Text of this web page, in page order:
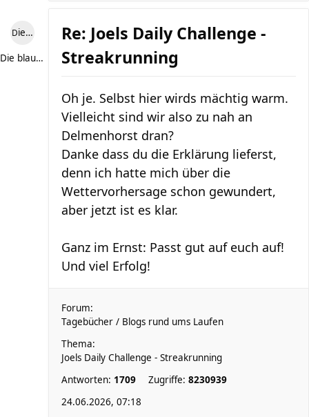
Die blaue Luise
Die blaue Luise
Re: Joels Daily Challenge -
Streakrunning
Oh je. Selbst hier wirds mächtig warm.
Vielleicht sind wir also zu nah an
Delmenhorst dran?
Danke dass du die Erklärung lieferst,
denn ich hatte mich über die
Wettervorhersage schon gewundert,
aber jetzt ist es klar.
Ganz im Ernst: Passt gut auf euch auf!
Und viel Erfolg!
Forum:
Tagebücher / Blogs rund ums Laufen
Thema:
Joels Daily Challenge - Streakrunning
Antworten: 1709 Zugriffe: 8230939
24.06.2026, 07:18